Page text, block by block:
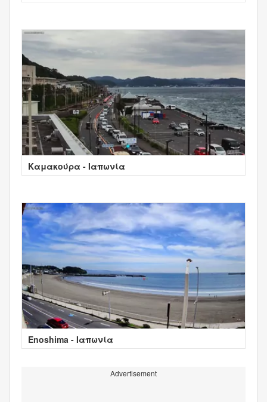
Καμακούρα - Ιαπωνία
Enoshima - Ιαπωνία
Advertisement